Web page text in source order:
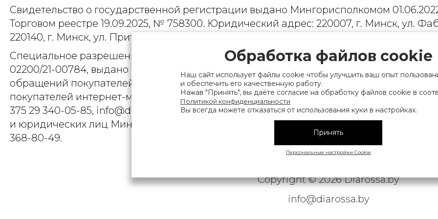
Свидетельство о государственной регистрации выдано Мингорисполкомом
Торговом реестре 19.09.2025, № 758300. Юридический адрес: 220007, г. Минск, ул.
220140, г. Минск, ул. Притыцкого, д.79, пом. 9
Специальное разрешение (лицензия) на деятельность, связанную с
02200/21-00784, выдано Министерством финансов Республики Беларусь. Номер
обращений покупателей интернет-магазина), а также лица уполномоченного
покупателей интернет-магазина о нарушении их прав, предусмотренных
375 29 340-05-85, info@diarossa.by. Номера контактных телефонов работников
и юридических лиц Минского городского исполнительного комитета,
368-80-49.
|
Copyright © 2026 Diarossa.by
info@diarossa.by
Обработка файлов cookie
Наш сайт использует файлы cookie чтобы улучшить ваш опыт
и обеспечить его качественную работу.
Нажав "Принять", вы даёте согласие на обработку файлов cookie в
Политикой конфиденциальности
Вы всегда можете отказаться от использования куки в настройках.
Принять
Персональные настройки Cookie